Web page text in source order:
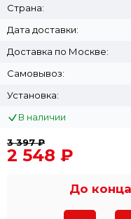
Страна:
Дата доставки:
Доставка по Москве:
Самовывоз:
Установка:
В наличии
3 397 ₽
2 548 ₽
До